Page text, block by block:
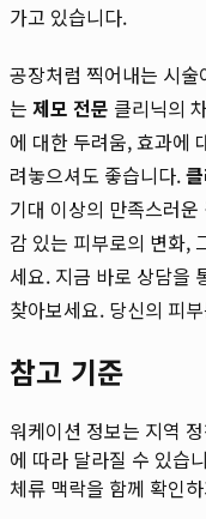
가고 있습니다.
공장처럼 찍어내는 시
는 제모 전문 클리닉의
에 대한 두려움, 효과에
려놓으셔도 좋습니다.
기대 이상의 만족스러
감 있는 피부로의 변화,
세요. 지금 바로 상담을
찾아보세요. 당신의 피
참고 기준
워케이션 정보는 지역
에 따라 달라질 수 있습
체류 맥락을 함께 확인